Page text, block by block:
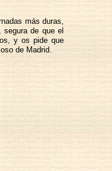
más duras,
de que el
y os pide que
de Madrid.